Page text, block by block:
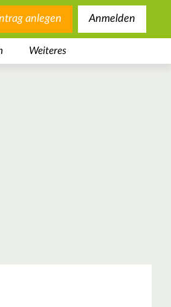
anlegen Anmelden
Weiteres
verwenden